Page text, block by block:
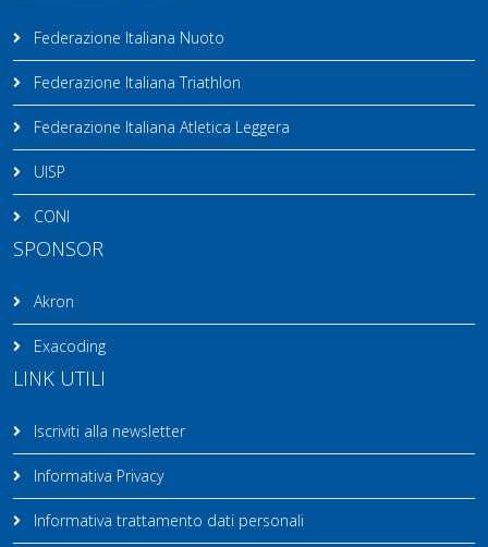
Federazione Italiana Nuoto
Federazione Italiana Triathlon
Federazione Italiana Atletica Leggera
UISP
CONI
SPONSOR
Akron
Exacoding
LINK UTILI
Iscriviti alla newsletter
Informativa Privacy
Informativa trattamento dati personali